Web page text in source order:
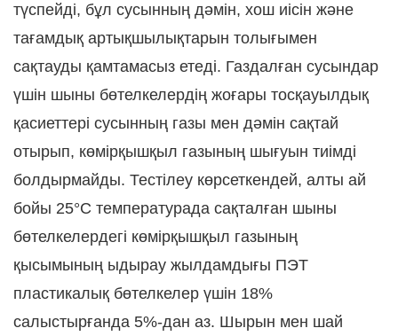
түспейді, бұл сусынның дәмін, хош иісін және
тағамдық артықшылықтарын толығымен
сақтауды қамтамасыз етеді. Газдалған сусындар
үшін шыны бөтелкелердің жоғары тосқауылдық
қасиеттері сусынның газы мен дәмін сақтай
отырып, көмірқышқыл газының шығуын тиімді
болдырмайды. Тестілеу көрсеткендей, алты ай
бойы 25°C температурада сақталған шыны
бөтелкелердегі көмірқышқыл газының
қысымының ыдырау жылдамдығы ПЭТ
пластикалық бөтелкелер үшін 18%
салыстырғанда 5%-дан аз. Шырын мен шай